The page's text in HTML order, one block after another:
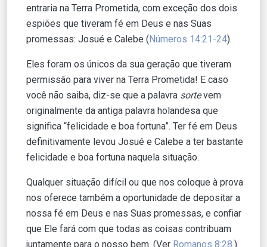
entraria na Terra Prometida, com exceção dos dois
espiões que tiveram fé em Deus e nas Suas
promessas: Josué e Calebe (Números 14:21-24).
Eles foram os únicos da sua geração que tiveram
permissão para viver na Terra Prometida! E caso
você não saiba, diz-se que a palavra sortevem
originalmente da antiga palavra holandesa que
significa “felicidade e boa fortuna”. Ter fé em Deus
definitivamente levou Josué e Calebe a ter bastante
felicidade e boa fortuna naquela situação.
Qualquer situação difícil ou que nos coloque à prova
nos oferece também a oportunidade de depositar a
nossa fé em Deus e nas Suas promessas, e confiar
que Ele fará com que todas as coisas contribuam
juntamente para o nosso bem. (Ver Romanos 8:28.)